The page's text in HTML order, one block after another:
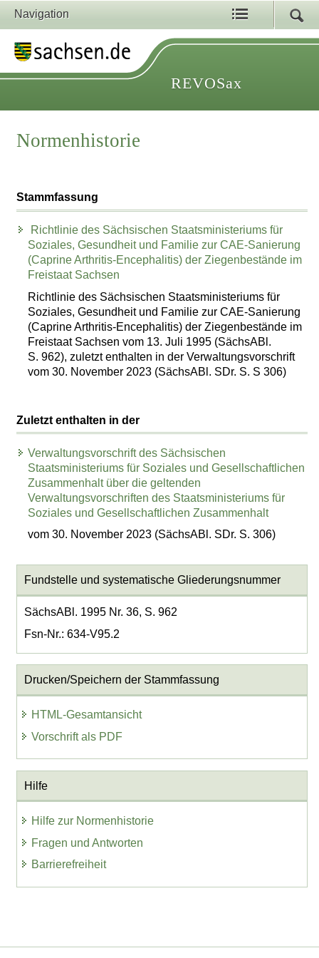
Navigation
REVOSax
Normenhistorie
Stammfassung
Richtlinie des Sächsischen Staatsministeriums für
Soziales, Gesundheit und Familie zur CAE-Sanierung
(Caprine Arthritis-Encephalitis) der Ziegenbestände im
Freistaat Sachsen
Richtlinie des Sächsischen Staatsministeriums für
Soziales, Gesundheit und Familie zur CAE-Sanierung
(Caprine Arthritis-Encephalitis) der Ziegenbestände im
Freistaat Sachsen vom 13. Juli 1995 (SächsABl.
S. 962), zuletzt enthalten in der Verwaltungsvorschrift
vom 30. November 2023 (SächsABl. SDr. S. S 306)
Zuletzt enthalten in der
Verwaltungsvorschrift des Sächsischen
Staatsministeriums für Soziales und Gesellschaftlichen
Zusammenhalt über die geltenden
Verwaltungsvorschriften des Staatsministeriums für
Soziales und Gesellschaftlichen Zusammenhalt
vom 30. November 2023 (SächsABl. SDr. S. 306)
Fundstelle und systematische Gliederungsnummer
SächsABl. 1995 Nr. 36, S. 962
Fsn-Nr.: 634-V95.2
Drucken/Speichern der Stammfassung
HTML-Gesamtansicht
Vorschrift als PDF
Hilfe
Hilfe zur Normenhistorie
Fragen und Antworten
Barrierefreiheit